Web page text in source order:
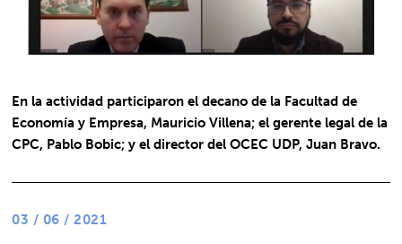
En la actividad participaron el decano de la Facultad de
Economía y Empresa, Mauricio Villena; el gerente legal de la
CPC, Pablo Bobic; y el director del OCEC UDP, Juan Bravo.
03 / 06 / 2021